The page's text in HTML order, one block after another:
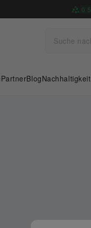
0 5
PartnerBlogNachhaltigkeit